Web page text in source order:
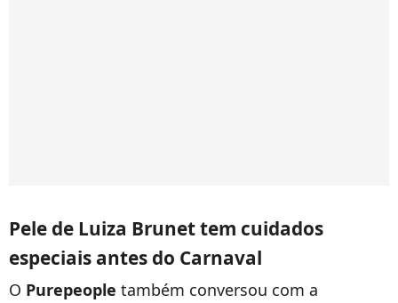
Pele de Luiza Brunet tem cuidados
especiais antes do Carnaval
O Purepeople também conversou com a